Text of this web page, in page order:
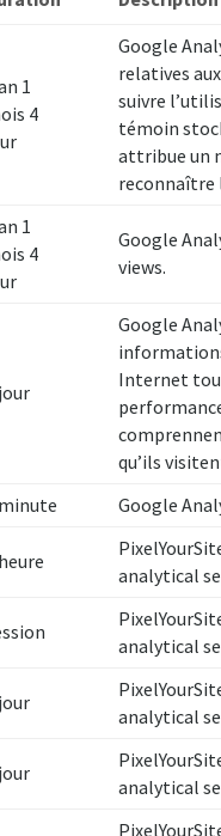
1
4
Google
relatives
suivre
témoin
attribue un
reconnaître
1
4
Google
views.
Google
Internet
qu’ils
Google
analytical
analytical
analytical
analytical